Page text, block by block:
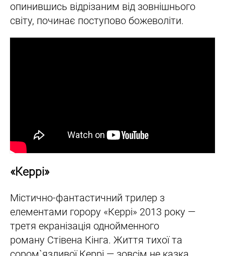
опинившись відрізаним від зовнішнього
світу, починає поступово божеволіти.
«Керрі»
Містично-фантастичний трилер з
елементами горору «Керрі» 2013 року —
третя екранізація однойменного
роману Стівена Кінга. Життя тихої та